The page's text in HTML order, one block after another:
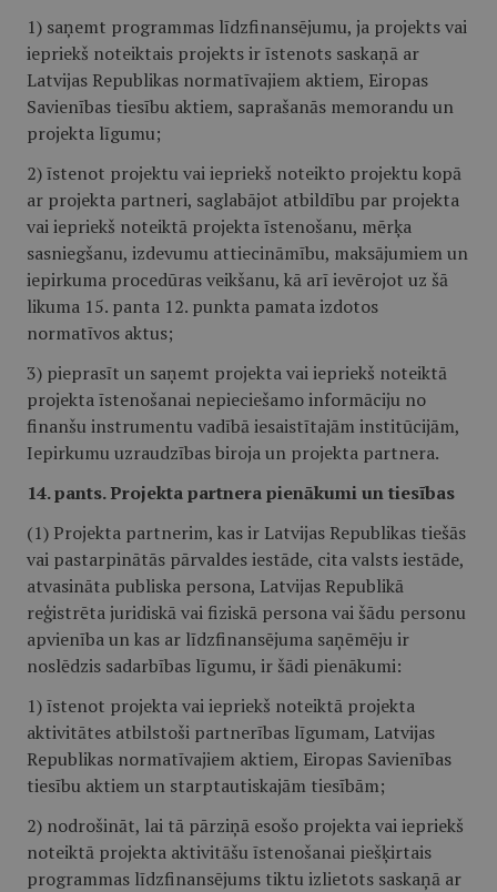
1) saņemt programmas līdzfinansējumu, ja projekts vai
iepriekš noteiktais projekts ir īstenots saskaņā ar
Latvijas Republikas normatīvajiem aktiem, Eiropas
Savienības tiesību aktiem, saprašanās memorandu un
projekta līgumu;
2) īstenot projektu vai iepriekš noteikto projektu kopā
ar projekta partneri, saglabājot atbildību par projekta
vai iepriekš noteiktā projekta īstenošanu, mērķa
sasniegšanu, izdevumu attiecināmību, maksājumiem un
iepirkuma procedūras veikšanu, kā arī ievērojot uz šā
likuma 15. panta 12. punkta pamata izdotos
normatīvos aktus;
3) pieprasīt un saņemt projekta vai iepriekš noteiktā
projekta īstenošanai nepieciešamo informāciju no
finanšu instrumentu vadībā iesaistītajām institūcijām,
Iepirkumu uzraudzības biroja un projekta partnera.
14. pants. Projekta partnera pienākumi un tiesības
(1) Projekta partnerim, kas ir Latvijas Republikas tiešās
vai pastarpinātās pārvaldes iestāde, cita valsts iestāde,
atvasināta publiska persona, Latvijas Republikā
reģistrēta juridiskā vai fiziskā persona vai šādu personu
apvienība un kas ar līdzfinansējuma saņēmēju ir
noslēdzis sadarbības līgumu, ir šādi pienākumi:
1) īstenot projekta vai iepriekš noteiktā projekta
aktivitātes atbilstoši partnerības līgumam, Latvijas
Republikas normatīvajiem aktiem, Eiropas Savienības
tiesību aktiem un starptautiskajām tiesībām;
2) nodrošināt, lai tā pārziņā esošo projekta vai iepriekš
noteiktā projekta aktivitāšu īstenošanai piešķirtais
programmas līdzfinansējums tiktu izlietots saskaņā ar